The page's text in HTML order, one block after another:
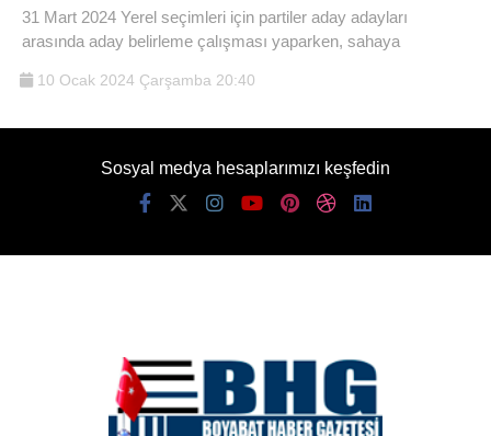
31 Mart 2024 Yerel seçimleri için partiler aday adayları
arasında aday belirleme çalışması yaparken, sahaya
10 Ocak 2024 Çarşamba 20:40
Sosyal medya hesaplarımızı keşfedin